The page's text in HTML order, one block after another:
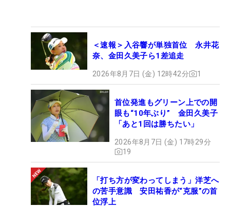
＜速報＞入谷響が単独首位 永井花
奈、金田久美子ら1差追走
2026年8月7日 (金) 12時42分 1
首位発進もグリーン上での開
眼も“10年ぶり” 金田久美子
「あと1回は勝ちたい」
2026年8月7日 (金) 17時29分
19
「打ち方が変わってしまう」洋芝へ
の苦手意識 安田祐香が“克服”の首
位浮上